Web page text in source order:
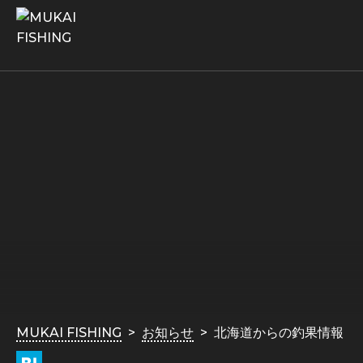
MUKAI FISHING お知らせ 北海道からの釣果情報